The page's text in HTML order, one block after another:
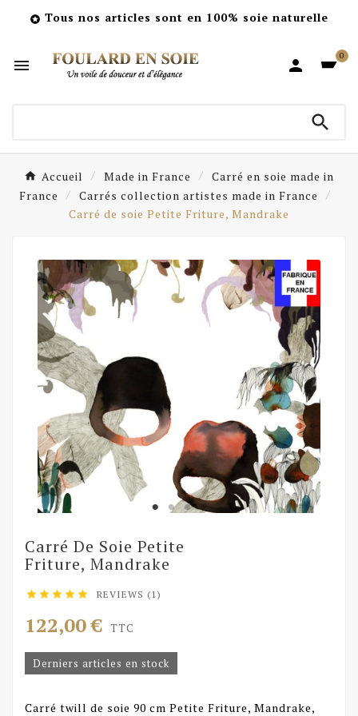
 Tous nos articles sont en 100% soie naturelle
 
0

Accueil Made in France
Carré en soie made in
France
Carrés collection artistes made in France
Carré de soie Petite Friture, Mandrake
Carré De Soie Petite
Friture, Mandrake
     REVIEWS (1)
122,00 € TTC
Derniers articles en stock
Carré twill de soie 90 cm Petite Friture, Mandrake,